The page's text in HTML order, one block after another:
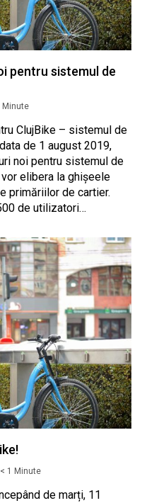
pentru sistemul de
Minute
ClujBike – sistemul de
de 1 august 2019,
noi pentru sistemul de
elibera la ghișeele
primăriilor de cartier.
de utilizatori…
< 1 Minute
de marți, 11